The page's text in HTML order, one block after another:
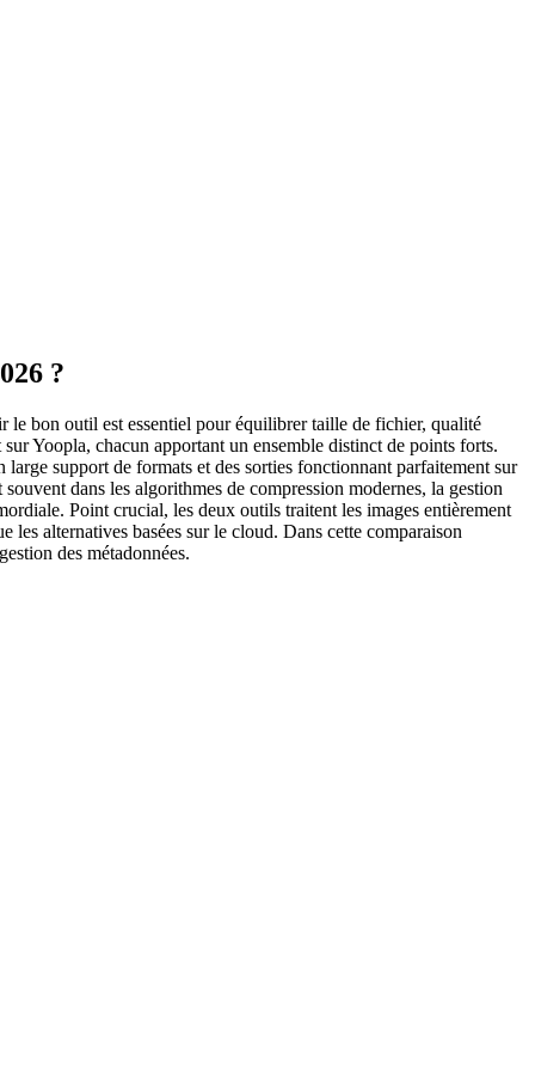
?
bon outil est essentiel pour équilibrer taille de fichier, qualité
Yoopla, chacun apportant un ensemble distinct de points forts.
support de formats et des sorties fonctionnant parfaitement sur
dans les algorithmes de compression modernes, la gestion
Point crucial, les deux outils traitent les images entièrement
alternatives basées sur le cloud. Dans cette comparaison
des métadonnées.